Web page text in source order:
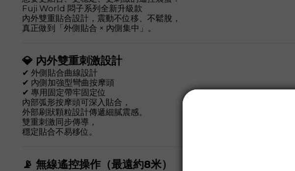
Fuji World 悶子系列全新升級款
內外雙重貼合設計，震動不位移、不鬆脫，
真正做到「外側貼合 × 內側集中」。
💎 內外雙重刺激設計
✔ 外側貼合曲線設計
✔ 內側加強型彎曲按摩頭
✔ 專用固定帶牢固定位
內部弧形按摩頭可深入貼合，
外部刷狀顆粒設計傳遞細膩震感。
雙重刺激同步傳導，
穩定貼合不易移位。
📡 無線遙控操作（最遠約8米）